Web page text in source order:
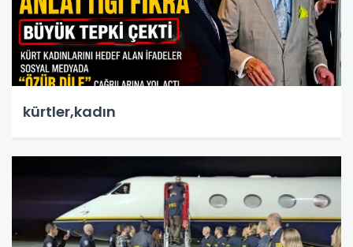
kürtler,kadın